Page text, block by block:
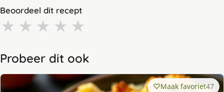
Beoordeel dit recept
★ ★ ★ ★ ★
Probeer dit ook
Maak favoriet47